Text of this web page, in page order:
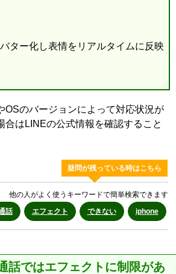
ター化し表情をリアルタイムに反映
OSのバージョンによって対応状況が
合はLINEの公式情報を確認すること
疑問が残っている時はこちら
他の人がよく使うキーワードで簡単検索できます
話
エフェクト できない iphone
話ではエフェクトに制限があ